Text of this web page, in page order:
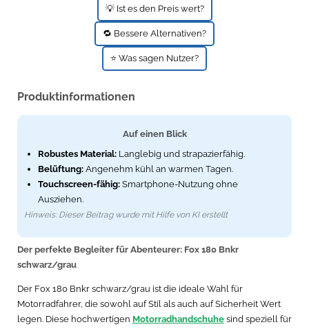
💡 Ist es den Preis wert?
🔁 Bessere Alternativen?
⭐ Was sagen Nutzer?
Produktinformationen
Auf einen Blick
Robustes Material: Langlebig und strapazierfähig.
Belüftung: Angenehm kühl an warmen Tagen.
Touchscreen-fähig: Smartphone-Nutzung ohne
Ausziehen.
Hinweis: Dieser Beitrag wurde mit Hilfe von KI erstellt
Der perfekte Begleiter für Abenteurer: Fox 180 Bnkr
schwarz/grau
Der Fox 180 Bnkr schwarz/grau ist die ideale Wahl für
Motorradfahrer, die sowohl auf Stil als auch auf Sicherheit Wert
legen. Diese hochwertigen Motorradhandschuhe sind speziell für